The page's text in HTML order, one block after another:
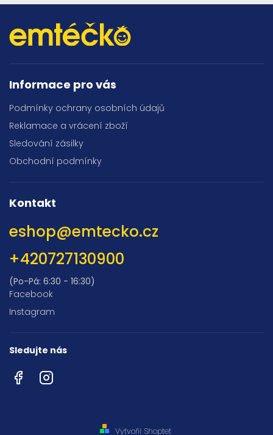
Informace pro vás
Podmínky ochrany osobních údajů
Reklamace a vrácení zboží
Sledování zásilky
Obchodní podmínky
Kontakt
eshop@emtecko.cz
+420727130900
(Po-Pá: 6:30 - 16:30)
Facebook
Instagram
Sledujte nás
FacebookInstagram
Vytvořil Shoptet